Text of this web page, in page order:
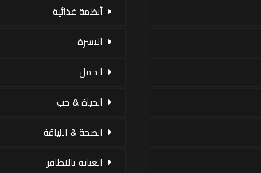
أنظمة غذائية
الاسرة
الحمل
الحياة & حب
الصحة & اللياقة
العناية بالاظافر